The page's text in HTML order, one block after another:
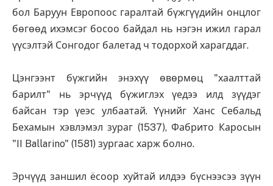
бол Баруун Европоос гаралтай бүжгүүдийн онцлог
бөгөөд ихэмсэг босоо байдал нь нэгэн ижил гарал
үүсэлтэй Сонгодог балетад ч тодорхой харагддаг.
Цэнгээнт бүжгийн энэхүү өвөрмөц "хаалттай
барилт" нь эрчүүд бүжиглэх үедээ илд зүүдэг
байсан тэр үеэс улбаатай. Үүнийг Ханс Себальд
Бехамын хэвлэмэл зураг (1537), Фабрито Каросын
"II Ballarino" (1581) зургаас харж болно.
Эрчүүд заншил ёсоор хуйтай илдээ бүснээсээ зүүн